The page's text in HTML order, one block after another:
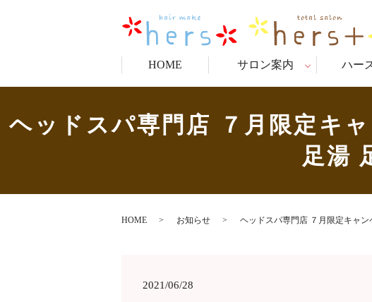
HOME サロン案内 ハー
ヘッドスパ専門店 ７月限定キ
足湯
HOME お知らせ ヘッドスパ専門店 ７月限定キャ
2021/06/28